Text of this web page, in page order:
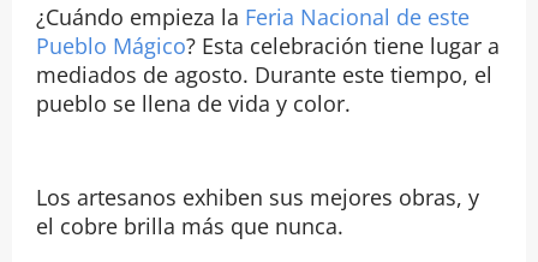
¿Cuándo empieza la Feria Nacional de este
Pueblo Mágico? Esta celebración tiene lugar a
mediados de agosto. Durante este tiempo, el
pueblo se llena de vida y color.
Los artesanos exhiben sus mejores obras, y
el cobre brilla más que nunca.